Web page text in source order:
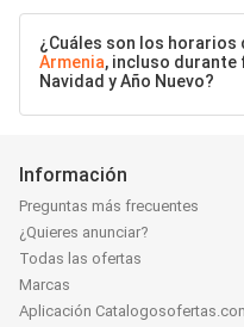
¿Cuáles son los horarios
Armenia, incluso
Navidad y Año Nuevo?
Información
Preguntas más frecuentes
¿Quieres anunciar?
Todas las ofertas
Marcas
Aplicación